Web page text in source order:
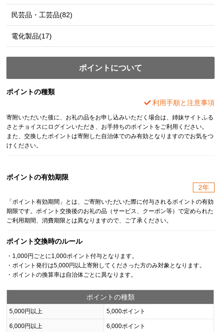
民芸品・工芸品(82)
電化製品(17)
ポイントについて
ポイントの種類
利用手順と注意事項
寄附いただいた後に、お礼の品をお申し込みいただく場合は、姉妹サイトふる
さとチョイスにログインいただき、お手持ちのポイントをご利用ください。
また、交換したポイントは寄附した自治体でのみ有効となりますのでお気をつ
けください。
ポイントの有効期限
2年
「ポイント有効期間」とは、ご寄附いただいた際に付与されるポイントの有効
期限です。ポイント交換後のお礼の品（サービス、クーポン等）で定められた
ご利用期間、消費期限とは異なりますので、ご了承ください。
ポイント交換時のルール
・1,000円ごとに1,000ポイント付与となります。
・ポイント発行は5,000円以上寄附してくださった方のみ対象となります。
・ポイントの換算率は自治体ごとに異なります。
ポイントの種類
5,000円以上 5,000ポイント
6,000円以上 6,000ポイント